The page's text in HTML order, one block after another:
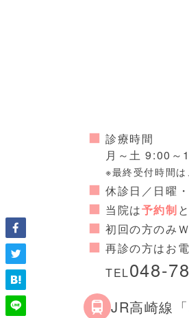
診療時間
月～土 9:00～
※最終受付時間は
休診日／日曜
当院は予約制
初回の方のみ
再診の方はお
TEL048-
JR高崎線